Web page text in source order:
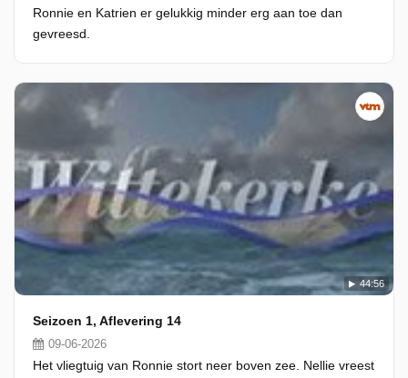
Ronnie en Katrien er gelukkig minder erg aan toe dan
gevreesd.
44:56
Seizoen 1, Aflevering 14
09-06-2026
Het vliegtuig van Ronnie stort neer boven zee. Nellie vreest